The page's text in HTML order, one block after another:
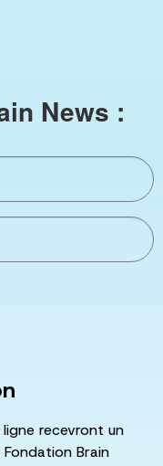
News :
recevront un
Brain